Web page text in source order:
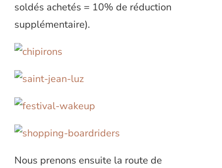
soldés achetés = 10% de réduction
supplémentaire).
Nous prenons ensuite la route de